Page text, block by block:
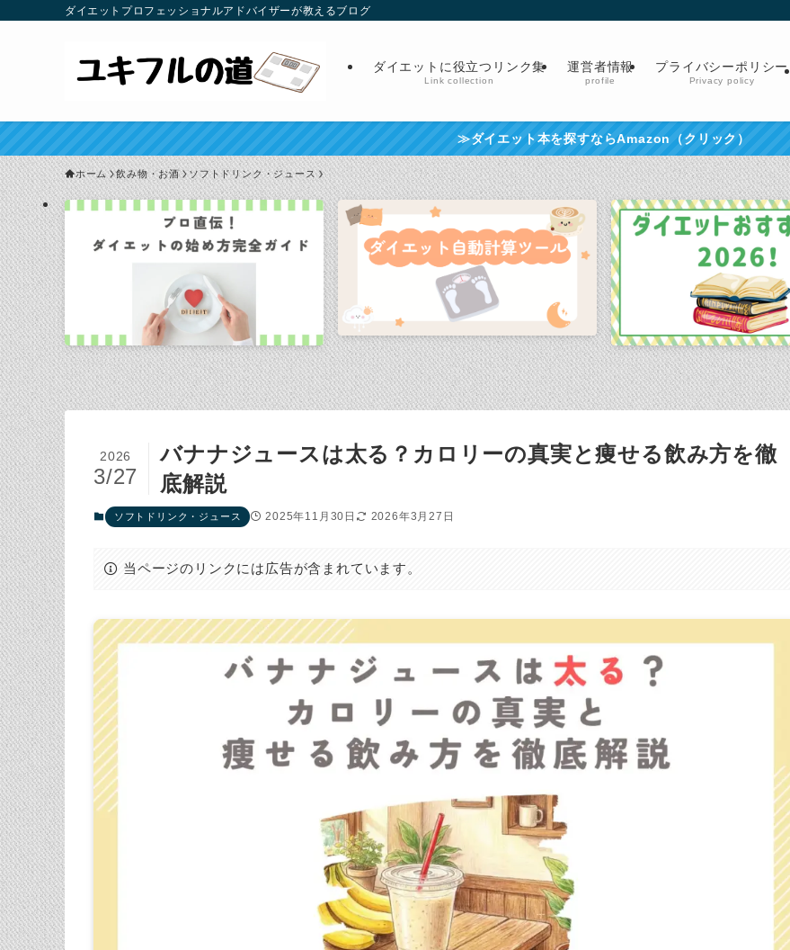
ダイエットプロフェッショナルアドバイザーが教えるブログ
ダイエットに役立つリンク集
Link collection
運営者情報
profile
プライバシーポリシー
Privacy policy
≫ダイエット本を探すならAmazon（クリック）
ホーム 飲み物・お酒 ソフトドリンク・ジュース
バナナジュースは太る？カロリーの真実と痩せる飲み方を徹
底解説
2026
3/27
ソフトドリンク・ジュース 2025年11月30日 2026年3月27日
当ページのリンクには広告が含まれています。